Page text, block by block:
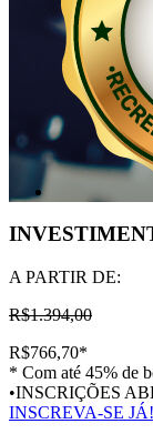
A PARTIR DE:
R$1.394,00
R$766,70*
* Com até 45% de
•INSCRIÇÕES
INSCREVA-SE JÁ!